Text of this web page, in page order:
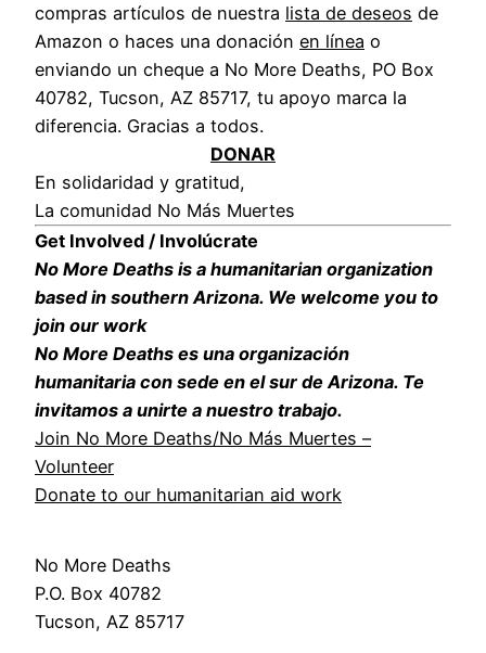
compras artículos de nuestra lista de deseos de
Amazon o haces una donación en línea o
enviando un cheque a No More Deaths, PO Box
40782, Tucson, AZ 85717, tu apoyo marca la
diferencia. Gracias a todos.
DONAR
En solidaridad y gratitud,
La comunidad No Más Muertes
Get Involved / Involúcrate
No More Deaths is a humanitarian organization
based in southern Arizona. We welcome you to
join our work
No More Deaths es una organización
humanitaria con sede en el sur de Arizona. Te
invitamos a unirte a nuestro trabajo.
Join No More Deaths/No Más Muertes –
Volunteer
Donate to our humanitarian aid work
No More Deaths
P.O. Box 40782
Tucson, AZ 85717